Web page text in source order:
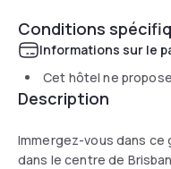
Conditions
Informations sur le
Cet hôtel ne
Description
Immergez-vous dans
dans le centre de